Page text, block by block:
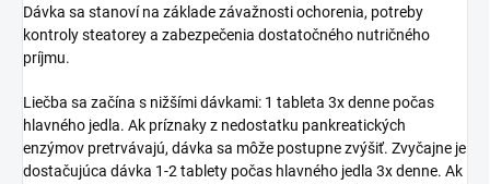
Dávka sa stanoví na základe závažnosti ochorenia, potreby
kontroly steatorey a zabezpečenia dostatočného nutričného
príjmu.
Liečba sa začína s nižšími dávkami: 1 tableta 3x denne počas
hlavného jedla. Ak príznaky z nedostatku pankreatických
enzýmov pretrvávajú, dávka sa môže postupne zvýšiť. Zvyčajne je
dostačujúca dávka 1-2 tablety počas hlavného jedla 3x denne. Ak